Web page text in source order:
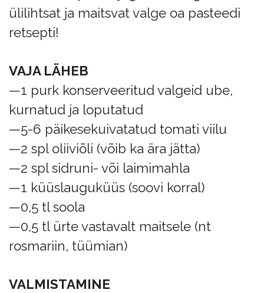
ülilihtsat ja maitsvat valge oa pasteedi
retsepti!
VAJA LÄHEB
—1 purk konserveeritud valgeid ube,
kurnatud ja loputatud
—5-6 päikesekuivatatud tomati viilu
—2 spl oliiviõli (võib ka ära jätta)
—2 spl sidruni- või laimimahla
—1 küüslauguküüs (soovi korral)
—0,5 tl soola
—0,5 tl ürte vastavalt maitsele (nt
rosmariin, tüümian)
VALMISTAMINE